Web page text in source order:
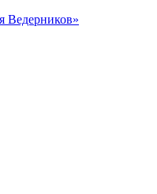
Ведерников»